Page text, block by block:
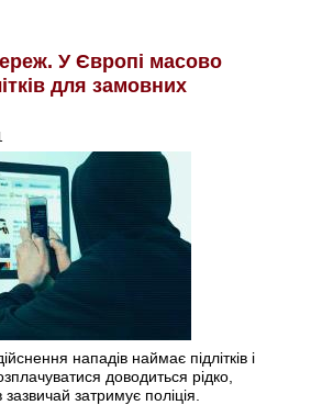
У Європі масово
для замовних
нападів наймає підлітків і
доводиться рідко,
зазвичай затримує поліція.